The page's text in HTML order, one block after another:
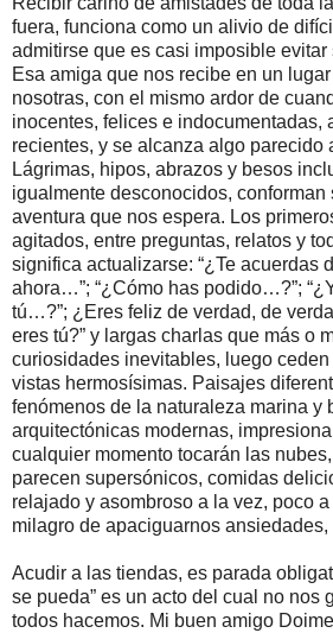
fuera, funciona como un alivio de
admitirse que es casi imposible evitar
Esa amiga que nos recibe en un
nosotras, con el mismo ardor de
inocentes, felices e indocumentadas,
recientes, y se alcanza algo parecido
Lágrimas, hipos, abrazos y besos
igualmente desconocidos,
aventura que nos espera. Los
agitados, entre preguntas, relatos y
significa actualizarse: “¿Te acuerdas
ahora…”; “¿Cómo has podido…?”;
tú…?”; ¿Eres feliz de verdad, de
eres tú?” y largas charlas que más o
curiosidades inevitables, luego
vistas hermosísimas. Paisajes
fenómenos de la naturaleza marina y
arquitectónicas modernas,
cualquier momento tocarán las
parecen supersónicos, comidas
relajado y asombroso a la vez, poco a
milagro de apaciguarnos
Acudir a las tiendas, es parada
se pueda” es un acto del cual no nos
todos hacemos. Mi buen amigo